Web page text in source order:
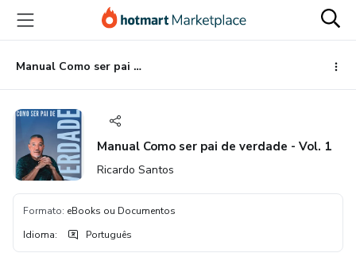
para
conteúdo
principal
para
pagamento
para
rodapé
Manual Como ser pai de verdade - Vol. 1
Manual Como ser pai de verdade - Vol. 1
Ricardo Santos
Formato: eBooks ou Documentos
Idioma: Português